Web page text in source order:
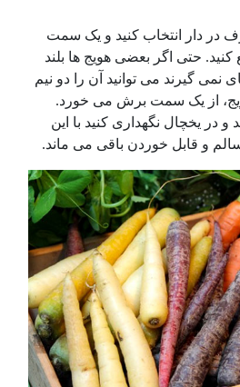
در دار انتخاب کنید و یک سمت
حتی اگر بعضی هویج ها بلند
گیرند می توانید آن را دو نیم
هویج، از یک سمت برش می خورد.
یخچال نگهداری کنید با این
و قابل خوردن باقی می ماند.